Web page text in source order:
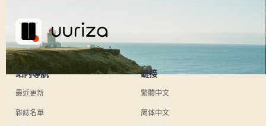
站內導航
最近更新
雜誌名單
鏈接
繁體中文
简体中文